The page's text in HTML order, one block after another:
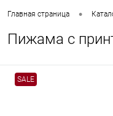
Главная страница •
Пижама с
SALE